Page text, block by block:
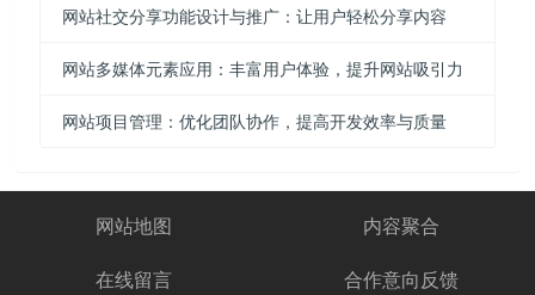
网站社交分享功能设计与推广：让用户轻松分享内容
网站多媒体元素应用：丰富用户体验，提升网站吸引力
网站项目管理：优化团队协作，提高开发效率与质量
网站地图 内容聚合
在线留言 合作意向反馈